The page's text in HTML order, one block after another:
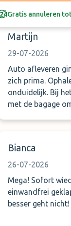
Gratis annuleren
Martijn
29-07-2026
Auto afleveren
zich prima. Ophalen was ook chaotisch en
onduidelijk. Bij
met de bagage
Bianca
26-07-2026
Mega! Sofort
einwandfrei
besser geht nicht!